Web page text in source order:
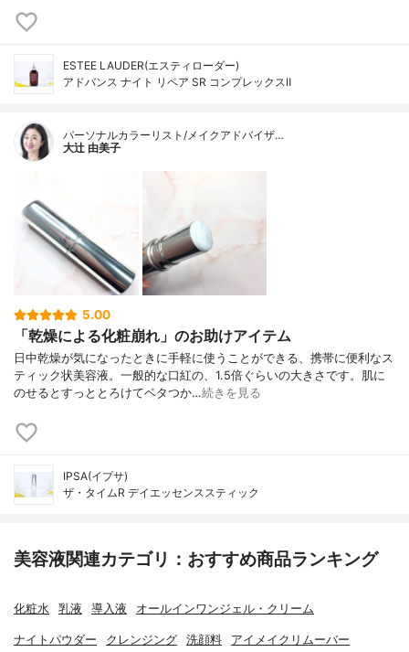
ESTEE LAUDER(エスティローダー)
アドバンス ナイト リペア SR コンプレックスⅡ
パーソナルカラーリスト/メイクアドバイザ…
大辻 由美子
5.00
「乾燥による化粧崩れ」のお助けアイテム
日中乾燥が気になったときに手軽に使うことができる、携帯に便利なス
ティック状美容液。一般的な口紅の、1.5倍ぐらいの大きさです。肌に
のせるとすっととろけてベタつか…続きを見る
IPSA(イプサ)
ザ・タイムR デイエッセンススティック
美容液関連カテゴリ：おすすめ商品ランキング
化粧水 乳液 導入液 オールインワンジェル・クリーム
ナイトパウダー クレンジング 洗顔料 アイメイクリムーバー